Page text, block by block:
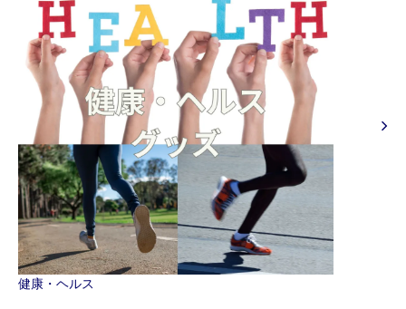
健康・ヘルス